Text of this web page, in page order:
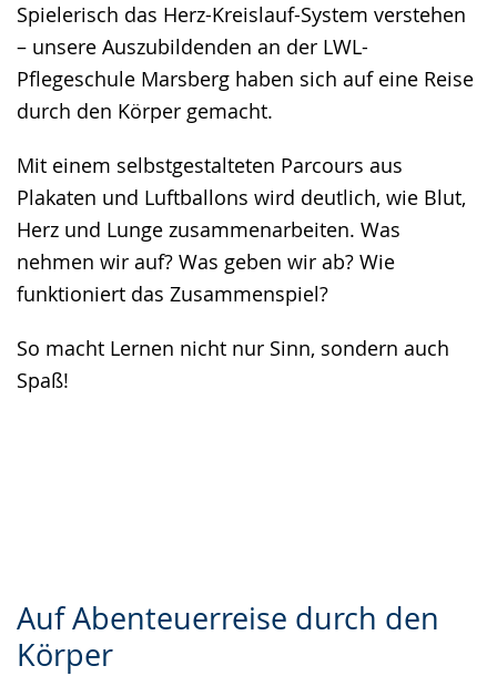
Spielerisch das Herz-Kreislauf-System verstehen
– unsere Auszubildenden an der LWL-
Pflegeschule Marsberg haben sich auf eine Reise
durch den Körper gemacht.
Mit einem selbstgestalteten Parcours aus
Plakaten und Luftballons wird deutlich, wie Blut,
Herz und Lunge zusammenarbeiten. Was
nehmen wir auf? Was geben wir ab? Wie
funktioniert das Zusammenspiel?
So macht Lernen nicht nur Sinn, sondern auch
Spaß!
wechseln.
Deutscher
Gebärdensprache
wird
angezeigt.
Auf Abenteuerreise durch den
Körper